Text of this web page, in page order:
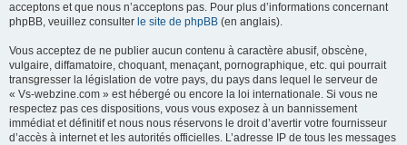
acceptons et que nous n’acceptons pas. Pour plus d’informations concernant
phpBB, veuillez consulter le site de phpBB (en anglais).
Vous acceptez de ne publier aucun contenu à caractère abusif, obscène,
vulgaire, diffamatoire, choquant, menaçant, pornographique, etc. qui pourrait
transgresser la législation de votre pays, du pays dans lequel le serveur de
« Vs-webzine.com » est hébergé ou encore la loi internationale. Si vous ne
respectez pas ces dispositions, vous vous exposez à un bannissement
immédiat et définitif et nous nous réservons le droit d’avertir votre fournisseur
d’accès à internet et les autorités officielles. L’adresse IP de tous les messages